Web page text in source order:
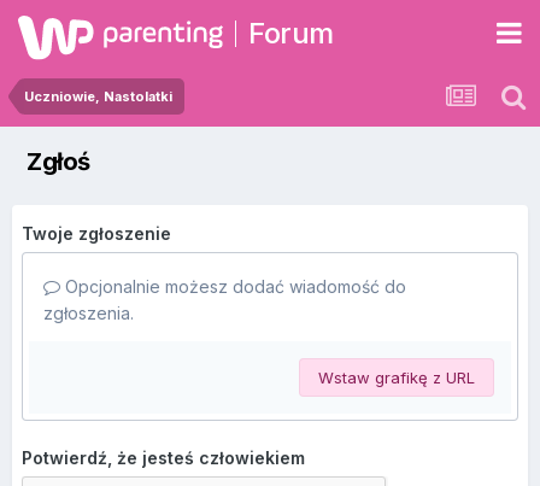
Forum
Uczniowie, Nastolatki
Zgłoś
Twoje zgłoszenie
Opcjonalnie możesz dodać wiadomość do
zgłoszenia.
Wstaw grafikę z URL
Potwierdź, że jesteś człowiekiem